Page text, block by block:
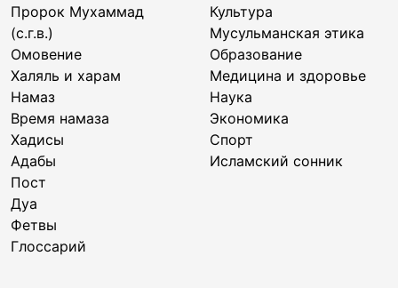
Пророк Мухаммад
(с.г.в.)
Омовение
Халяль и харам
Намаз
Время намаза
Хадисы
Адабы
Пост
Дуа
Фетвы
Глоссарий
Культура
Мусульманская этика
Образование
Медицина и здоровье
Наука
Экономика
Спорт
Исламский сонник